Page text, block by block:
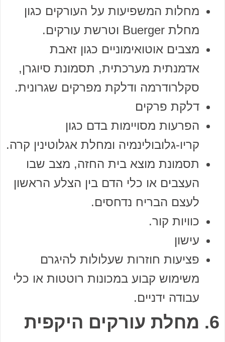
מחלות המשפיעות על העורקים כגון
מחלת Buerger וטרשת עורקים.
מצבים אוטואימוניים כגון זאבת
אדמנתית מערכתית, תסמונת סיוגרן,
סקלרודרמה ודלקת מפרקים שגרונית.
דלקת פרקים
הפרעות מסויימות בדם כגון
קריו-גלובולינמיה ומחלת אגלוטינין קרה.
תסמונת מוצא בית החזה, מצב שבו
העצבים או כלי הדם בין הצלע הראשון
לעצם הבריח נדחסים.
כוויות קור.
עישון
פציעות חוזרות שעלולות להיגרם
משימוש קבוע במכונות רוטטות או כלי
עבודה ידניים.
6. מחלת עורקים היקפית